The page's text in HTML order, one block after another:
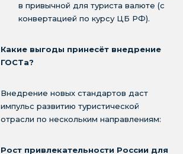
в привычной для туриста валюте (с
конвертацией по курсу ЦБ РФ).
Какие выгоды принесёт внедрение
ГОСТа?
Внедрение новых стандартов даст
импульс развитию туристической
отрасли по нескольким направлениям:
Рост привлекательности России для